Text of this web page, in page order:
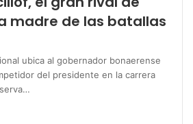
madre de las batallas
ubica al gobernador bonaerense
del presidente en la carrera